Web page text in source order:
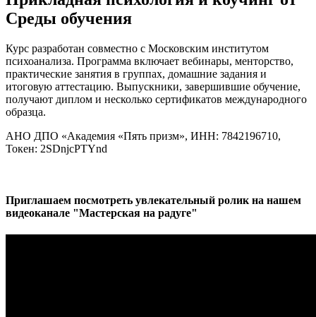
Среды обучения
Курс разработан совместно с Московским институтом
психоанализа. Программа включает вебинары, менторство,
практические занятия в группах, домашние задания и
итоговую аттестацию. Выпускники, завершившие обучение,
получают диплом и несколько сертификатов международного
образца.
АНО ДПО «Академия «Пять призм», ИНН: 7842196710,
Токен: 2SDnjcPTYnd
Приглашаем посмотреть увлекательный ролик на нашем
видеоканале "Мастерская на радуге"